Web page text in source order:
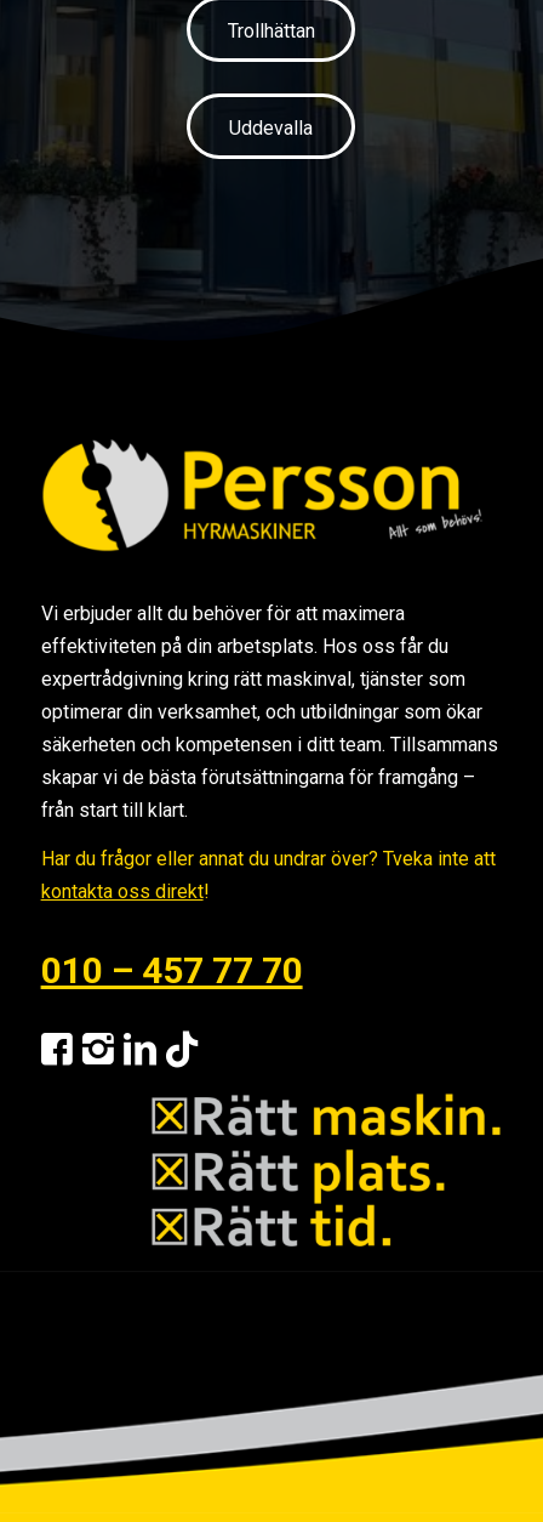
Trollhättan
Uddevalla
Vi erbjuder allt du behöver för att maximera
effektiviteten på din arbetsplats. Hos oss får du
expertrådgivning kring rätt maskinval, tjänster som
optimerar din verksamhet, och utbildningar som ökar
säkerheten och kompetensen i ditt team. Tillsammans
skapar vi de bästa förutsättningarna för framgång –
från start till klart.
Har du frågor eller annat du undrar över? Tveka inte att
kontakta oss direkt!
010 – 457 77 70